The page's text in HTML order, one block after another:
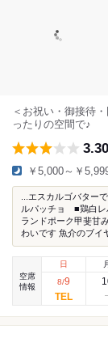
＜お祝い・御接待
ったりの空間で♪
3.30
￥5,000～￥
...エスカルゴバタ
ルパッチョ ■鶏白
ランドポーク甲斐甘
わいです 魚介のブイ
空席
情報
日
8/9
月